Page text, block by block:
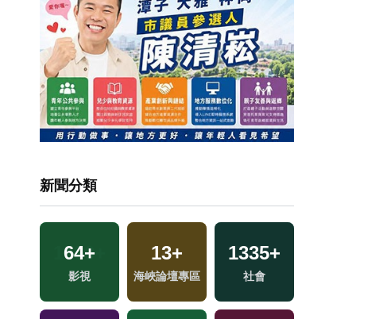
新聞分類
64+
影視
13+
海峽論壇專區
1335+
社會